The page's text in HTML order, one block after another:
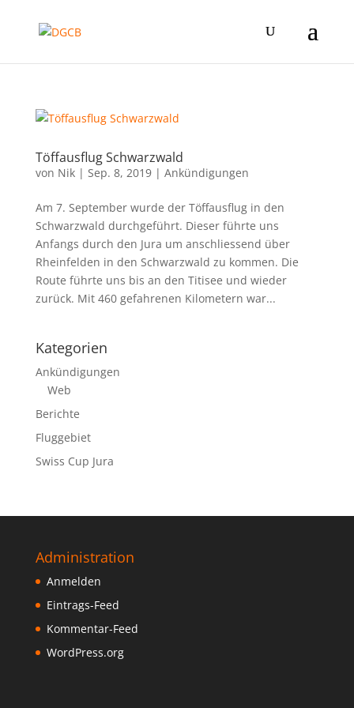
Töffausflug Schwarzwald
von Nik| Sep. 8, 2019| Ankündigungen
Am 7. September wurde der Töffausflug in den
Schwarzwald durchgeführt. Dieser führte uns
Anfangs durch den Jura um anschliessend über
Rheinfelden in den Schwarzwald zu kommen. Die
Route führte uns bis an den Titisee und wieder
zurück. Mit 460 gefahrenen Kilometern war...
Kategorien
Ankündigungen
Web
Berichte
Fluggebiet
Swiss Cup Jura
Administration
Anmelden
Eintrags-Feed
Kommentar-Feed
WordPress.org